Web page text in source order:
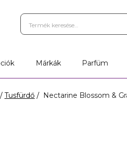
Márkák Parfüm
Tusfürdő Nectarine Blossom &